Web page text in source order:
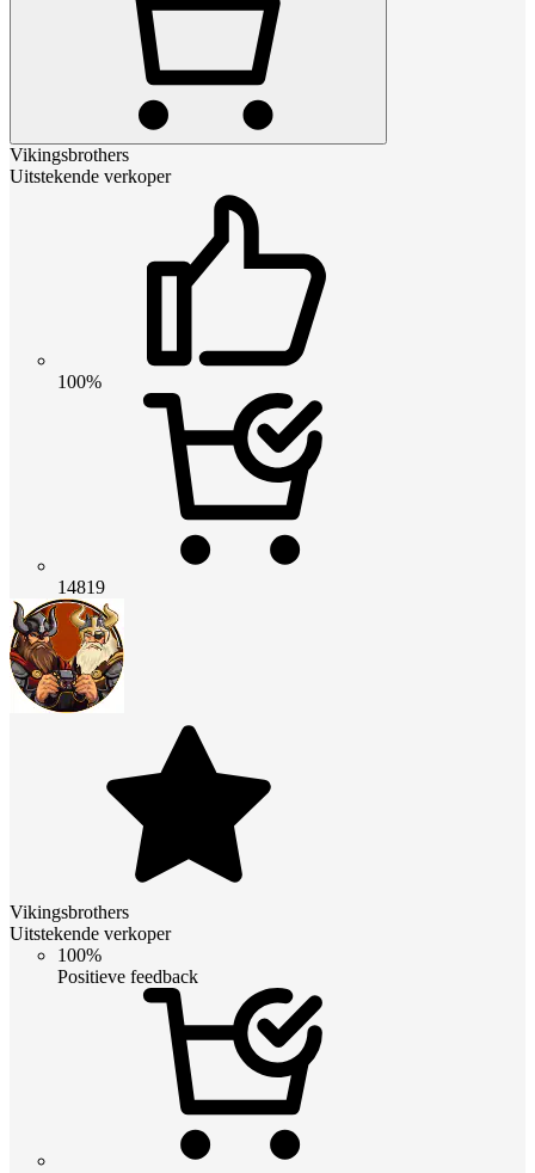
Vikingsbrothers
Uitstekende verkoper
100%
14819
Vikingsbrothers
Uitstekende verkoper
100%
Positieve feedback